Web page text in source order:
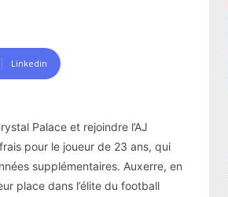
Linkedin
Palace et rejoindre l’AJ
pour le joueur de 23 ans, qui
supplémentaires. Auxerre, en
place dans l’élite du football